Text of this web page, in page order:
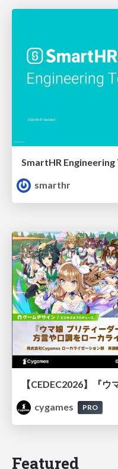
SmartHR Engineering
smarthr
cygames
PRO
Featured